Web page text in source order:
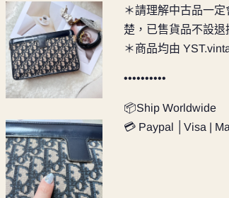
＊請理解中古品一
楚，已售貨品不設退
＊商品均由
••••••••••
📦Ship Worldwide
💳 Paypal │Visa |